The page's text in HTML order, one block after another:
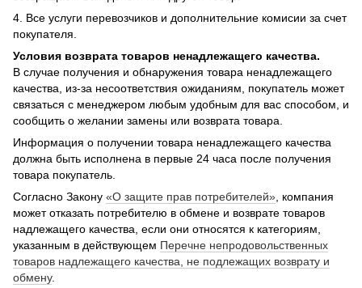
4. Все услуги перевозчиков и дополнительние комисии за счет
покупателя.
Условия возврата товаров ненадлежащего качества.
В случае получения и обнаружения товара ненадлежащего
качества, из-за несоответствия ожиданиям, покупатель может
связаться с менеджером любым удобным для вас способом, и
сообщить о желании замены или возврата товара.
Информация о получении товара ненадлежащего качества
должна быть исполнена в первые 24 часа после получения
товара покупатель.
Согласно Закону «О защите прав потребителей» , компания
может отказать потребителю в обмене и возврате товаров
надлежащего качества, если они относятся к категориям,
указанным в действующем Перечне непродовольственных
товаров надлежащего качества, не подлежащих возврату и
обмену.